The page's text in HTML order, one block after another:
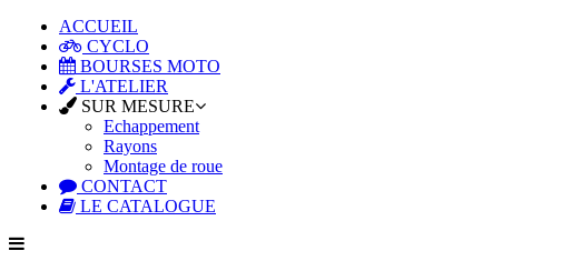
ACCUEIL
CYCLO
BOURSES MOTO
L'ATELIER
SUR MESURE
Echappement
Rayons
Montage de roue
CONTACT
LE CATALOGUE